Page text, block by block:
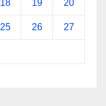
18 19 20
25 26 27